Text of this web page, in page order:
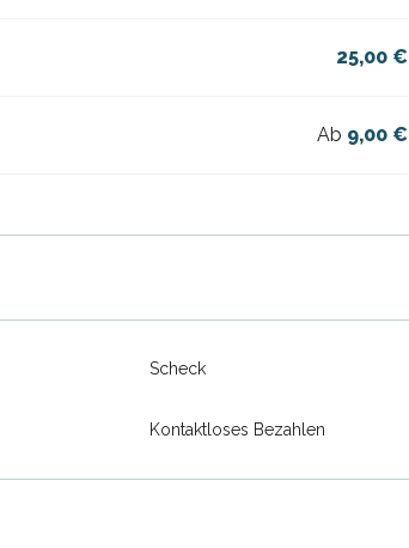
25,00 €
Ab 9,00 €
Scheck
Kontaktloses Bezahlen